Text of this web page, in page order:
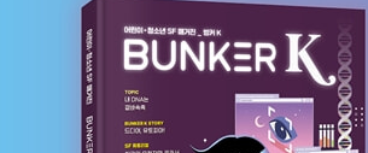
표 리뷰 > 《체인소 맨》, 소년 만화의 문법을
계로 가는 길 > 고래 낙하 _ SUKU
칼럼 > 상상의 용이 눈앞에 존재하는 세상 _
절의 SF > 유전공학과 인류의 운명 _ 이지유
빙글 놀이터 > 함께 모여 간식 파티를 열어 보